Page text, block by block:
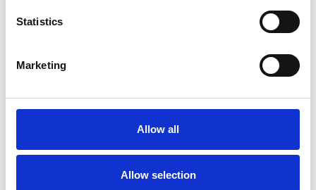
Statistics
Marketing
Allow all
Allow selection
Voor wie van spelletjes houdt is De Hoge Heide in Vlijmen